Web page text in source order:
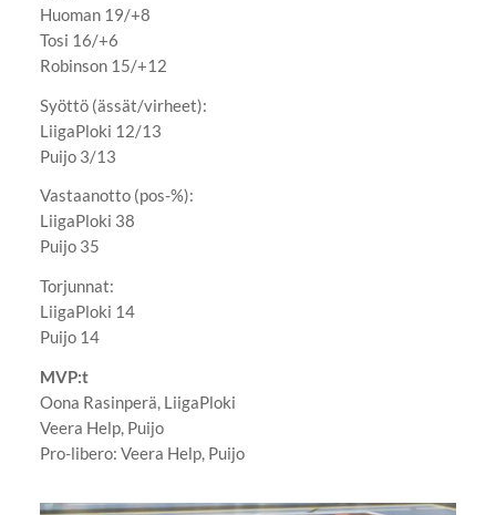
Huoman 19/+8
Tosi 16/+6
Robinson 15/+12
Syöttö (ässät/virheet):
LiigaPloki 12/13
Puijo 3/13
Vastaanotto (pos-%):
LiigaPloki 38
Puijo 35
Torjunnat:
LiigaPloki 14
Puijo 14
MVP:t
Oona Rasinperä, LiigaPloki
Veera Help, Puijo
Pro-libero: Veera Help, Puijo